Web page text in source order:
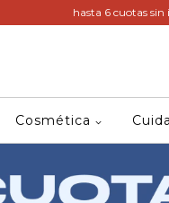
hasta 6 cuotas sin
Cosmética